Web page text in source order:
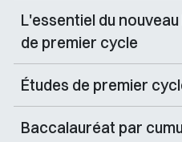
L'essentiel du
de premier cycle
Études de premier
Baccalauréat par